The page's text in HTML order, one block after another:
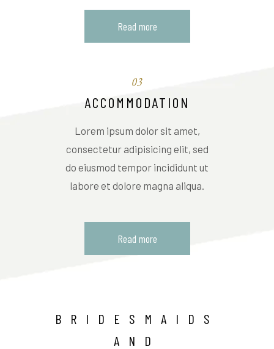
Read more
03
ACCOMMODATION
Lorem ipsum dolor sit amet,
consectetur adipisicing elit, sed
do eiusmod tempor incididunt ut
labore et dolore magna aliqua.
Read more
BRIDESMAIDS
AND